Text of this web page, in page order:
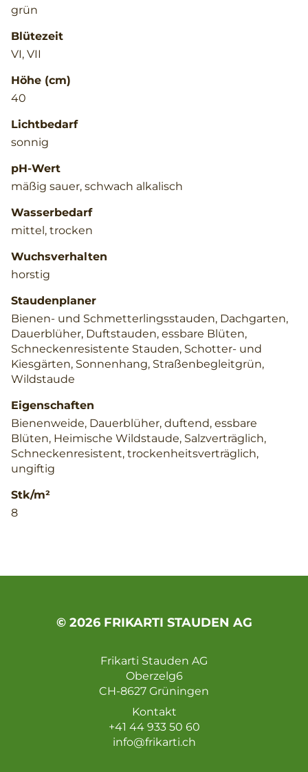
grün
Blütezeit
VI, VII
Höhe (cm)
40
Lichtbedarf
sonnig
pH-Wert
mäßig sauer, schwach alkalisch
Wasserbedarf
mittel, trocken
Wuchsverhalten
horstig
Staudenplaner
Bienen- und Schmetterlingsstauden, Dachgarten,
Dauerblüher, Duftstauden, essbare Blüten,
Schneckenresistente Stauden, Schotter- und
Kiesgärten, Sonnenhang, Straßenbegleitgrün,
Wildstaude
Eigenschaften
Bienenweide, Dauerblüher, duftend, essbare
Blüten, Heimische Wildstaude, Salzverträglich,
Schneckenresistent, trockenheitsverträglich,
ungiftig
Stk/m²
8
© 2026 FRIKARTI STAUDEN AG
Frikarti Stauden AG
Oberzelg6
CH-8627 Grüningen
Kontakt
+41 44 933 50 60
info@frikarti.ch